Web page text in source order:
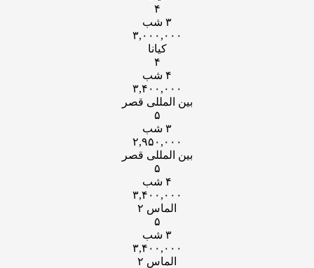
۴
۳ شب
۳,۰۰۰,۰۰۰
کیانا
۴
۴ شب
۳,۴۰۰,۰۰۰
بین المللی قصر
۵
۳ شب
۲,۹۵۰,۰۰۰
بین المللی قصر
۵
۴ شب
۳,۴۰۰,۰۰۰
الماس ۲
۵
۳ شب
۳,۴۰۰,۰۰۰
الماس ۲